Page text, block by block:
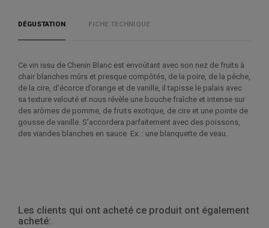
DÉGUSTATION FICHE TECHNIQUE
Ce vin issu de Chenin Blanc est envoûtant avec son nez de fruits à
chair blanches mûrs et presque compôtés, de la poire, de la pêche,
de la cire, d’écorce d’orange et de vanille, il tapisse le palais avec
sa texture velouté et nous révèle une bouche fraîche et intense sur
des arômes de pomme, de fruits exotique, de cire et une pointe de
gousse de vanille. S’accordera parfaitement avec des poissons,
des viandes blanches en sauce. Ex. : une blanquette de veau.
Les clients qui ont acheté ce produit ont également
acheté: